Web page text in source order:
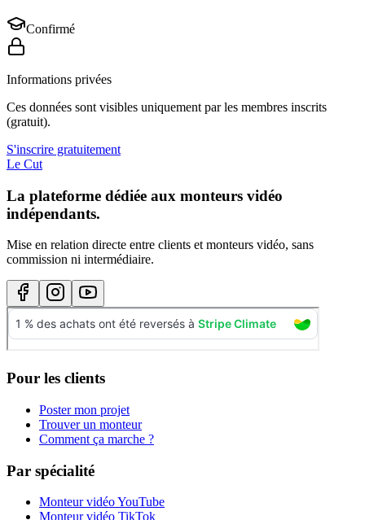
Confirmé
Informations privées
Ces données sont visibles uniquement par les membres inscrits
(gratuit).
S'inscrire gratuitement
Le Cut
La plateforme dédiée aux monteurs vidéo
indépendants.
Mise en relation directe entre clients et monteurs vidéo, sans
commission ni intermédiaire.
Pour les clients
Poster mon projet
Trouver un monteur
Comment ça marche ?
Par spécialité
Monteur vidéo YouTube
Monteur vidéo TikTok